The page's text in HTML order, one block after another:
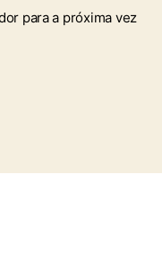
para a próxima vez